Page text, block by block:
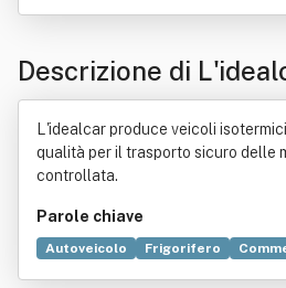
Descrizione di
L'idealcar produce veicoli
qualità per il trasporto sicuro delle
controllata.
Parole chiave
Autoveicolo Frigorifero